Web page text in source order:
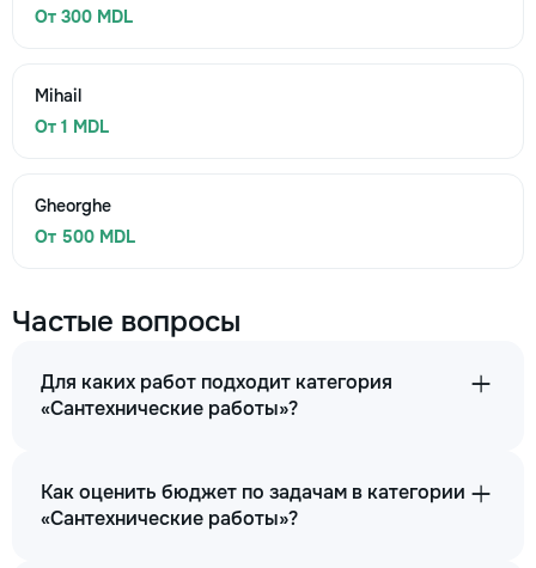
От 300 MDL
Mihail
От 1 MDL
Gheorghe
От 500 MDL
Частые вопросы
Для каких работ подходит категория
«Сантехнические работы»?
Как оценить бюджет по задачам в категории
«Сантехнические работы»?